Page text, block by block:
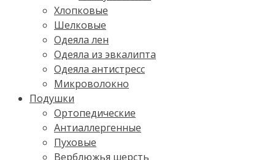
Хлопковые
Шелковые
Одеяла лен
Одеяла из эвкалипта
Одеяла антистресс
Микроволокно
Подушки
Ортопедические
Антиаллергенные
Пуховые
Верблюжья шерсть